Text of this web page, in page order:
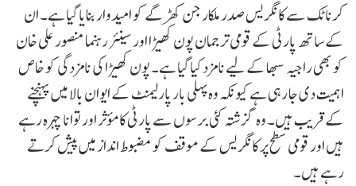
کرناٹک سے کانگریس صدر ملکارجن کھڑگے کو امیدوار بنایا گیا ہے۔ ان
کے ساتھ پارٹی کے قومی ترجمان پون کھیڑا اور سینئر رہنما منصور علی خان
کو بھی راجیہ سبھا کے لیے نامزد کیا گیا ہے۔ پون کھیڑا کی نامزدگی کو خاص
اہمیت دی جا رہی ہے کیونکہ وہ پہلی بار پارلیمنٹ کے ایوان بالا میں پہنچنے
کے قریب ہیں۔ وہ گزشتہ کئی برسوں سے پارٹی کا مؤثر اور توانا چہرہ رہے
ہیں اور قومی سطح پر کانگریس کے موقف کو مضبوط انداز میں پیش کرتے
رہے ہیں۔